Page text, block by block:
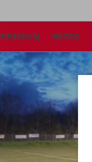
PREMIUM RETRO